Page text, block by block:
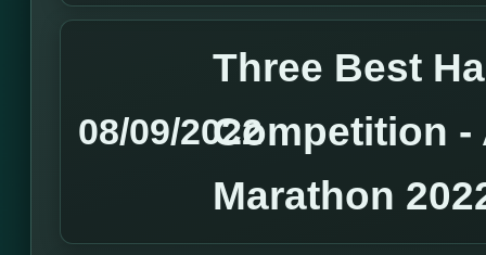
08/09/2022
Three Best
Competition -
Marathon